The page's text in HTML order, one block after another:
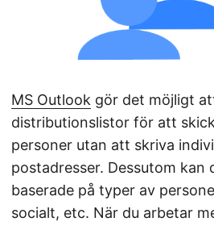
MS Outlook gör det möjligt
distributionslistor för att
personer utan att skriva
postadresser. Dessutom kan
baserade på typer av
socialt, etc. När du arbetar